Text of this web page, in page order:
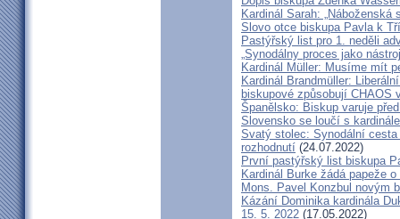
Kardinál Sarah: „Náboženská
Slovo otce biskupa Pavla k
Pastýřský list pro 1. neděli
„Synodálny proces jako
Kardinál Müller: Musíme mít
Kardinál Brandmüller:
biskupové způsobují CHAOS
Španělsko: Biskup varuje
Slovensko se loučí s
Svatý stolec: Synodální
rozhodnutí (24.07.2022)
První pastýřský list biskupa
Kardinál Burke žádá papeže
Mons. Pavel Konzbul novým
Kázání Dominika kardinála
15. 5. 2022 (17.05.2022)